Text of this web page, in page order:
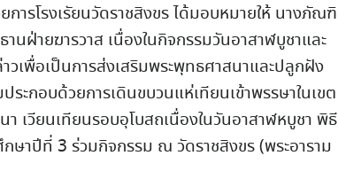
ารโรงเรัยนวัดราชสิงขรได้มอบหมายให้ นางภัณฑิ
านฝ่ายฆารวาส เนื่องในกิจกรรมวันอาสาฬบูชาและ
วเพื่อเป็นการส่งเสริมพระพุทธศาสนาและปลูกฝัง
ระกอบด้วยการเดินขบวนแห่เทียนเข้าพรรษาในเขต
า เวียนเทียนรอบอุโบสถเนื่องในวันอาสาฬหบูชา พิธี
กษาปีที่ 3 ร่วมกิจกรรม ณ วัดราชสิงขร (พระอาราม